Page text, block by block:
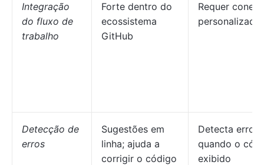
Integração
do fluxo de
trabalho
Forte dentro do
ecossistema
GitHub
Requer
Detecção de
erros
Sugestões em
linha; ajuda a
corrigir o código
Detecta erros
quando o
exibido